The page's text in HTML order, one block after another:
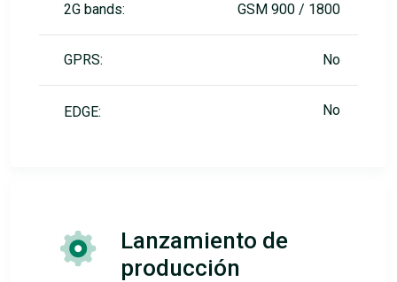
2G bands: GSM 900 / 1800
GPRS: No
EDGE: No
Lanzamiento de
producción